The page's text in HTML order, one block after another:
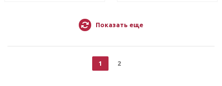
Показать еще
1 2